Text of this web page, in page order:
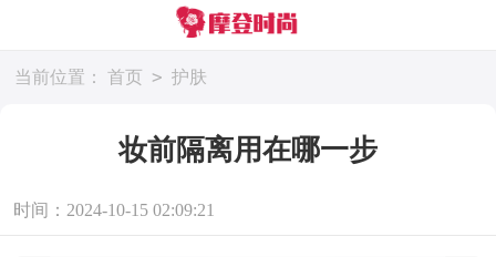
当前位置： 首页 > 护肤
妆前隔离用在哪一步
时间：2024-10-15 02:09:21